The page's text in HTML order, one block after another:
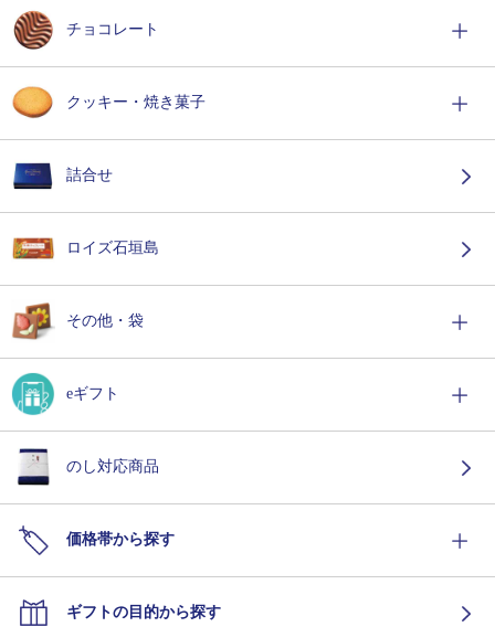
チョコレート
クッキー・焼き菓子
詰合せ
ロイズ石垣島
その他・袋
eギフト
のし対応商品
価格帯から探す
ギフトの目的から探す